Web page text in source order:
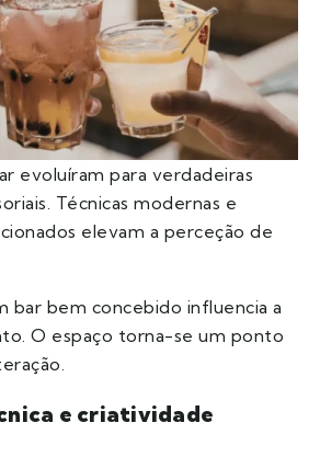
evoluíram para verdadeiras
Técnicas modernas e
elevam a perceção de
bar bem concebido influencia a
O espaço torna-se um ponto
e criatividade